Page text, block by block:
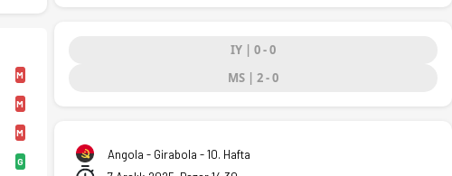
(07.12.2025)
M
M
M
G
IY | 0 - 0
MS | 2 - 0
Angola - Girabola - 10. Hafta